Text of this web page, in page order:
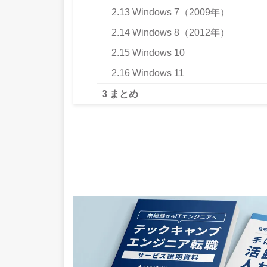
2.13 Windows 7（2009年）
2.14 Windows 8（2012年）
2.15 Windows 10
2.16 Windows 11
3 まとめ